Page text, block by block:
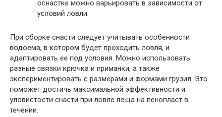
оснастке можно варьировать в зависимости от
условий ловли.
При сборке снасти следует учитывать особенности
водоема, в котором будет проходить ловля, и
адаптировать ее под условия. Можно использовать
разные связки крючка и приманки, а также
экспериментировать с размерами и формами грузил. Это
поможет достичь максимальной эффективности и
уловистости снасти при ловле леща на пенопласт в
течении.